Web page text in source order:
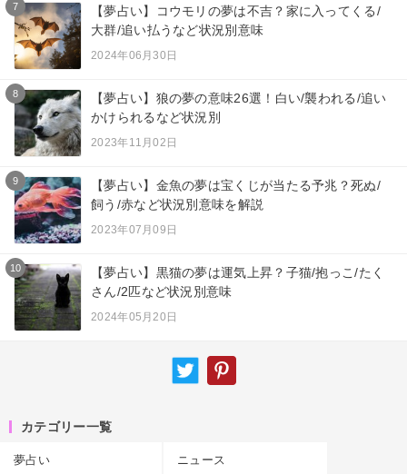
7
【夢占い】コウモリの夢は不吉？家に入ってくる/
大群/追い払うなど状況別意味
2024年06月30日
8
【夢占い】狼の夢の意味26選！白い/襲われる/追い
かけられるなど状況別
2023年11月02日
9
【夢占い】金魚の夢は宝くじが当たる予兆？死ぬ/
飼う/赤など状況別意味を解説
2023年07月09日
10
【夢占い】黒猫の夢は運気上昇？子猫/抱っこ/たく
さん/2匹など状況別意味
2024年05月20日
カテゴリー一覧
夢占い ニュース